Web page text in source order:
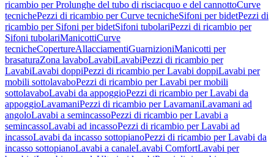
ricambio per Prolunghe del tubo di risciacquo e del cannottoCurve
tecnichePezzi di ricambio per Curve tecnicheSifoni per bidetPezzi di
ricambio per Sifoni per bidetSifoni tubolariPezzi di ricambio per
Sifoni tubolariManicottiCurve
tecnicheCopertureAllacciamentiGuarnizioniManicotti per
brasaturaZona lavaboLavabiLavabiPezzi di ricambio per
LavabiLavabi doppiPezzi di ricambio per Lavabi doppiLavabi per
mobili sottolavaboPezzi di ricambio per Lavabi per mobili
sottolavaboLavabi da appoggioPezzi di ricambio per Lavabi da
appoggioLavamaniPezzi di ricambio per LavamaniLavamani ad
angoloLavabi a semincassoPezzi di ricambio per Lavabi a
semincassoLavabi ad incassoPezzi di ricambio per Lavabi ad
incassoLavabi da incasso sottopianoPezzi di ricambio per Lavabi da
incasso sottopianoLavabi a canaleLavabi ComfortLavabi per